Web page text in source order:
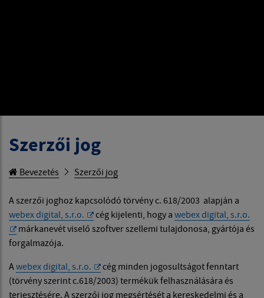
Szerzői jog
Bevezetés Szerzői jog
A szerzői joghoz kapcsolódó törvény c. 618/2003 alapján a
webex digital, s.r.o.
cég kijelenti, hogy a webex digital, s.r.o.
márkanevét viselő szoftver szellemi tulajdonosa, gyártója és
forgalmazója.
A webex digital, s.r.o.
cég minden jogosultságot fenntart
(törvény szerint c.618/2003) termékük felhasználására és
terjesztésére. A szerzői jog megsértését a kereskedelmi és a